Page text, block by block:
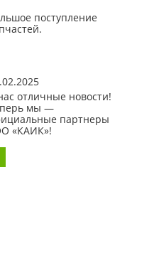
поступление
отличные новости!
мы —
партнеры
«КАИК»!